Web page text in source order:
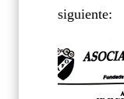
siguiente: